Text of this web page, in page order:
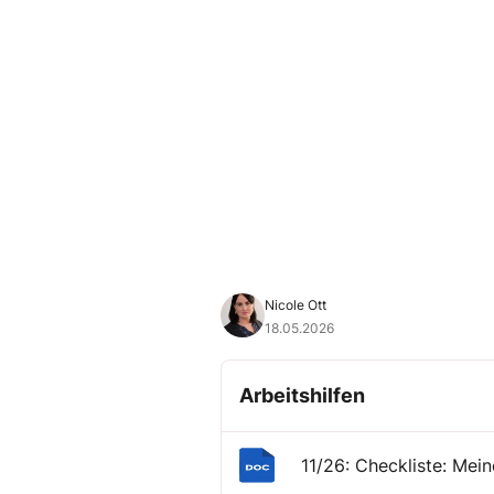
Nicole Ott
18.05.2026
Arbeitshilfen
11/26: Checkliste: